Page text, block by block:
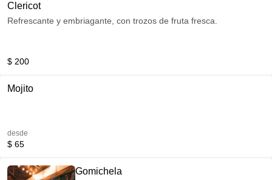
Clericot
Refrescante y embriagante, con trozos de fruta fresca.
$ 200
Mojito
desde
$ 65
Gomichela